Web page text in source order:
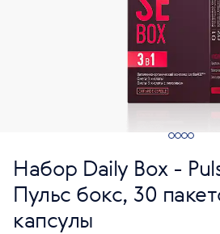
Набор Daily Box -
Пульс бокс, 30
капсулы